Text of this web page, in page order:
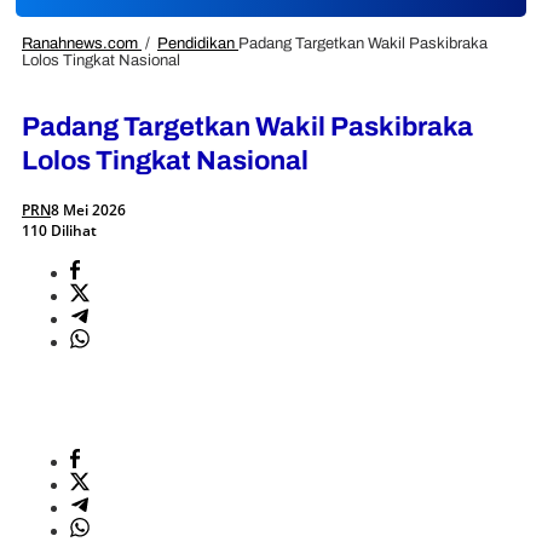
Ranahnews.com / Pendidikan Padang Targetkan Wakil Paskibraka
Lolos Tingkat Nasional
Padang Targetkan Wakil Paskibraka
Lolos Tingkat Nasional
PRN8 Mei 2026
110 Dilihat